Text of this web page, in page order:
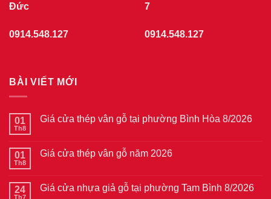
Đức
0914.548.127
7
0914.548.127
BÀI VIẾT MỚI
01
Th8
Giá cửa thép vân gỗ tại phường Bình Hòa 8/2026
luận
thép
vân
01
Th8
Giá cửa thép vân gỗ năm 2026
luận
24
Th7
Giá cửa nhựa giả gỗ tại phường Tam Bình 8/2026